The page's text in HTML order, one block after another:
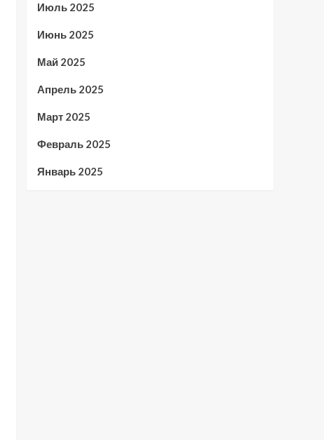
Июль 2025
Июнь 2025
Май 2025
Апрель 2025
Март 2025
Февраль 2025
Январь 2025